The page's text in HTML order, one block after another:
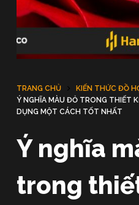
n
g
TRANG CHỦ
KIẾN THỨC ĐỒ
Ý NGHĨA MÀU ĐỎ TRONG THIẾT
DỤNG MỘT CÁCH TỐT NHẤT
Ý nghĩa
trong thiết